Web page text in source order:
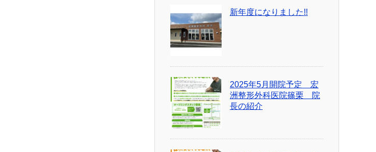
新年度になりました!!
2025年5月開院予定 宏
洲整形外科医院篠栗 院
長の紹介